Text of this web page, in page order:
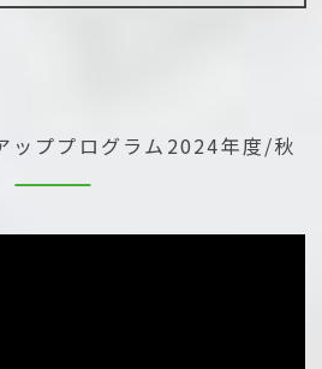
ッププログラム 2024年度/秋